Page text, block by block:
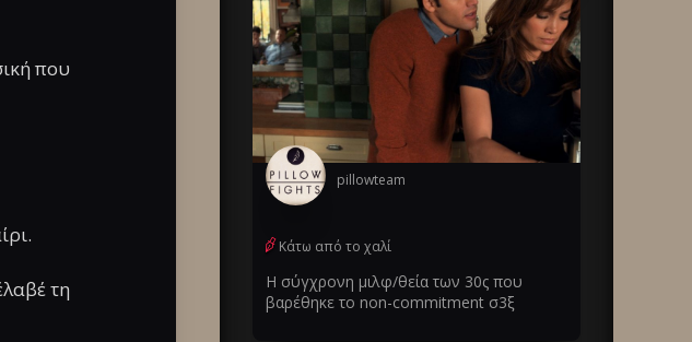
που
τη
pillowteam
Κάτω από το χαλί
Η σύγχρονη μιλφ/θεία των 30ς που
βαρέθηκε το non-commitment σ3ξ